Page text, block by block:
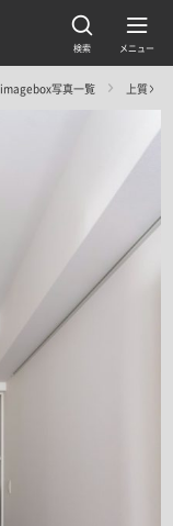
imagebox写真一覧 上質×